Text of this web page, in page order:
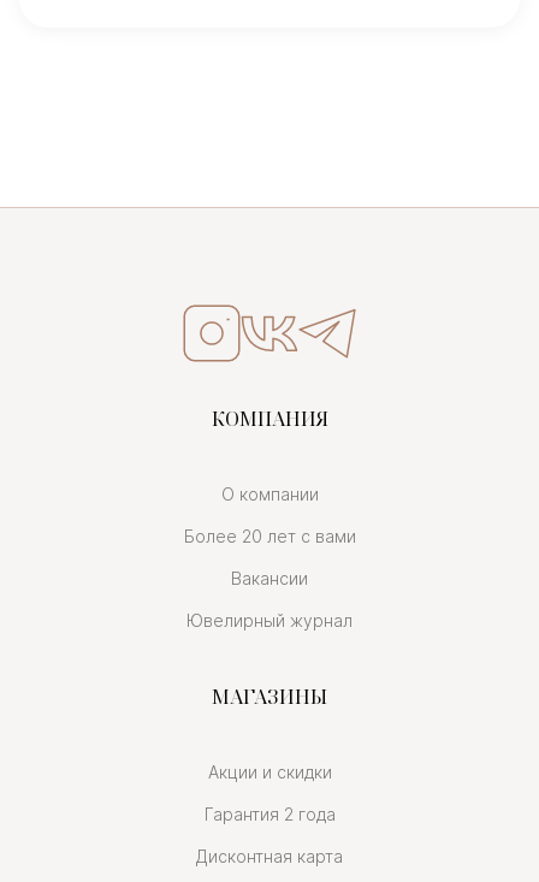
КОМПАНИЯ
О компании
Более 20 лет с вами
Вакансии
Ювелирный журнал
МАГАЗИНЫ
Акции и скидки
Гарантия 2 года
Дисконтная карта